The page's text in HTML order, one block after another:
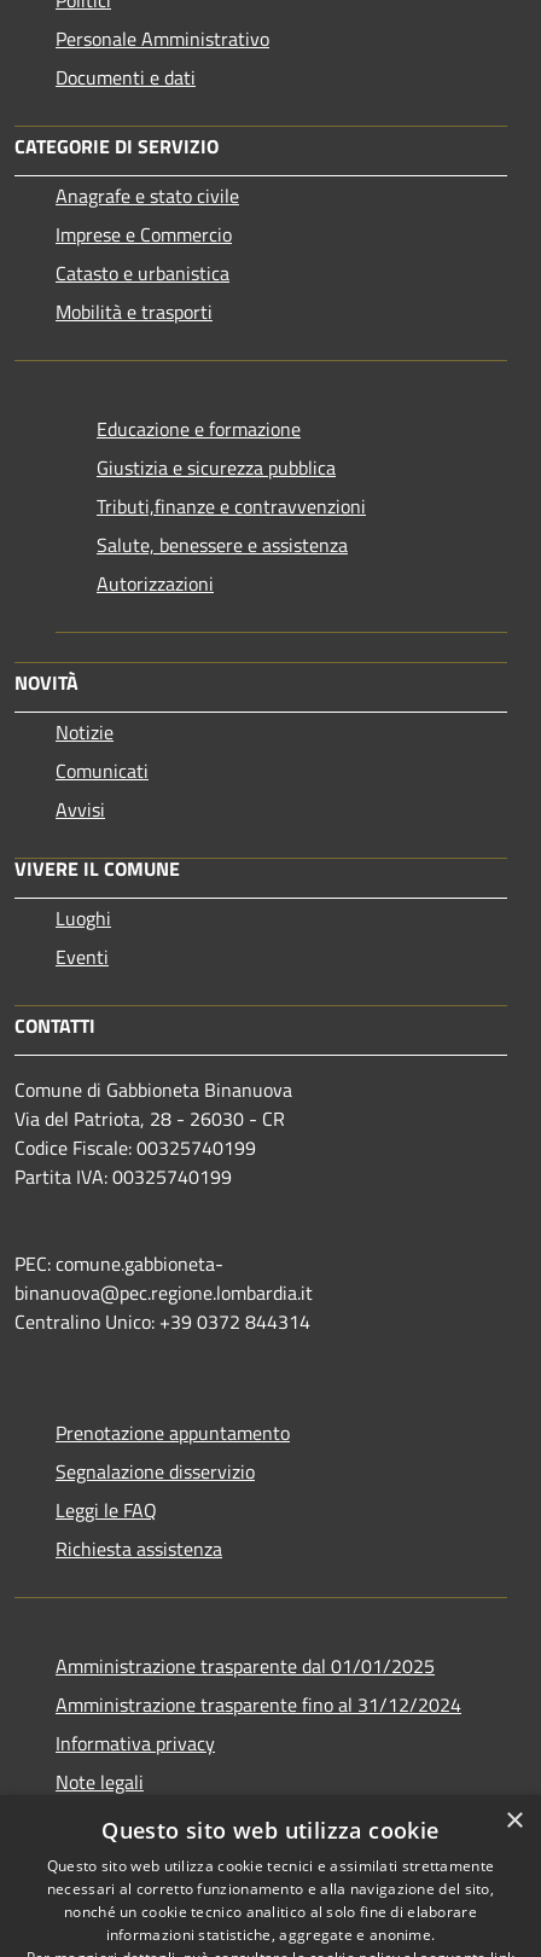
Personale Amministrativo
Documenti e dati
CATEGORIE DI SERVIZIO
Anagrafe e stato civile
Imprese e Commercio
Catasto e urbanistica
Mobilità e trasporti
Educazione e formazione
Giustizia e sicurezza pubblica
Tributi,finanze e contravvenzioni
Salute, benessere e assistenza
Autorizzazioni
NOVITÀ
Notizie
Comunicati
Avvisi
VIVERE IL COMUNE
Luoghi
Eventi
CONTATTI
Comune di Gabbioneta Binanuova
Via del Patriota, 28 - 26030 - CR
Codice Fiscale: 00325740199
Partita IVA: 00325740199
PEC: comune.gabbioneta-
binanuova@pec.regione.lombardia.it
Centralino Unico: +39 0372 844314
Prenotazione appuntamento
Segnalazione disservizio
Leggi le FAQ
Richiesta assistenza
Amministrazione trasparente dal 01/01/2025
Amministrazione trasparente fino al 31/12/2024
Informativa privacy
Note legali
Dichiarazione di accessibilità
Copyright © 2026 • Comune di
×
Questo sito web utilizza cookie
Questo sito web utilizza cookie tecnici e assimilati strettamente
necessari al corretto funzionamento e alla navigazione del sito,
nonché un cookie tecnico analitico al solo fine di elaborare
informazioni statistiche, aggregate e anonime.